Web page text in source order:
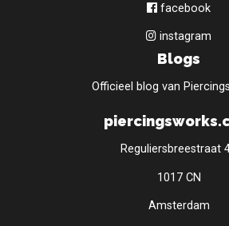
facebook
instagram
Blogs
Officieel blog van
Reguliersbreestraat
1017 CN
Amsterdam